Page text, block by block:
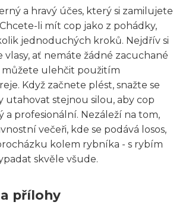
a hravý účes, který si zamilujete
li mít cop jako z pohádky,
jednoduchých kroků. Nejdřív si
vlasy, ať nemáte žádné zacuchané
můžete ulehčit použitím
Když začnete plést, snažte se
utahovat stejnou silou, aby cop
a profesionální. Nezáleží na tom,
večeři, kde se podává losos,
kolem rybníka - s rybím
skvěle všude.
přílohy